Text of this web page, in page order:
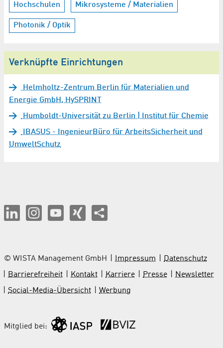
Hochschulen Mikrosysteme / Materialien
Photonik / Optik
Verknüpfte Einrichtungen
Helmholtz-Zentrum Berlin für Materialien und
Energie GmbH, HySPRINT
Humboldt-Universität zu Berlin | Institut für Chemie
IBASUS - IngenieurBüro für ArbeitsSicherheit und
UmweltSchutz
© WISTA Management GmbH Impressum
Datenschutz
Barrierefreiheit
Kontakt Karriere Presse
Newsletter
Social-Media-Übersicht
Werbung
Mitglied bei: